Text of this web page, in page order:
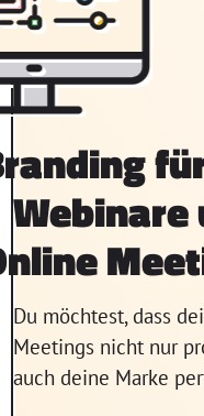
Webinare
Du möchtest, dass
Meetings nicht nur
auch deine Marke